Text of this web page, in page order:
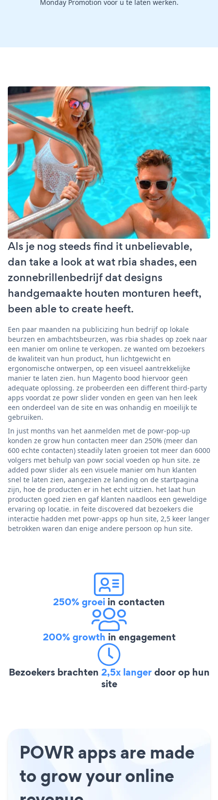
Monday Promotion voor u te laten werken.
Als je nog steeds find it unbelievable,
dan take a look at wat rbia shades, een
zonnebrillenbedrijf dat designs
handgemaakte houten monturen heeft,
been able to create heeft.
Een paar maanden na publicizing hun bedrijf op lokale
beurzen en ambachtsbeurzen, was rbia shades op zoek naar
een manier om online te verkopen. ze wanted om bezoekers
de kwaliteit van hun product, hun lichtgewicht en
ergonomische ontwerpen, op een visueel aantrekkelijke
manier te laten zien. hun Magento bood hiervoor geen
adequate oplossing. ze probeerden een different third-party
apps voordat ze powr slider vonden en geen van hen leek
een onderdeel van de site en was onhandig en moeilijk te
gebruiken.
In just months van het aanmelden met de powr-pop-up
konden ze grow hun contacten meer dan 250% (meer dan
600 echte contacten) steadily laten groeien tot meer dan 6000
volgers met behulp van powr social voeden op hun site. ze
added powr slider als een visuele manier om hun klanten
snel te laten zien, aangezien ze landing on de startpagina
zijn, hoe de producten er in het echt uitzien. het laat hun
producten goed zien en gaf klanten naadloos een geweldige
ervaring op locatie. in feite discovered dat bezoekers die
interactie hadden met powr-apps op hun site, 2,5 keer langer
betrokken waren dan enige andere persoon op hun site.
250% groei in contacten
200% growth in engagement
Bezoekers brachten 2,5x langerdoor op hun
site
POWR apps are made
to grow your online